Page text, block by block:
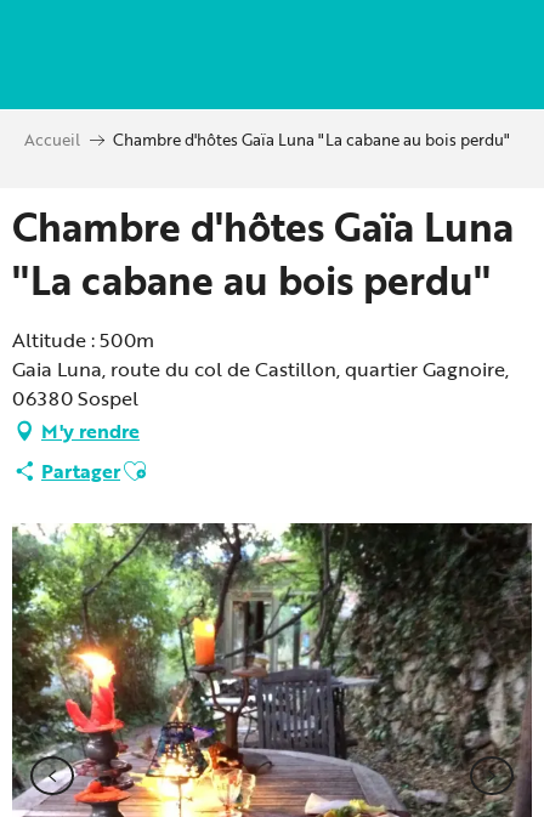
principal
Accueil Chambre d'hôtes Gaïa Luna "La cabane au bois perdu"
Chambre d'hôtes Gaïa Luna
"La cabane au bois perdu"
Altitude : 500m
Gaia Luna, route du col de Castillon, quartier Gagnoire,
06380 Sospel
M'y rendre
PartagerAjouter aux favoris